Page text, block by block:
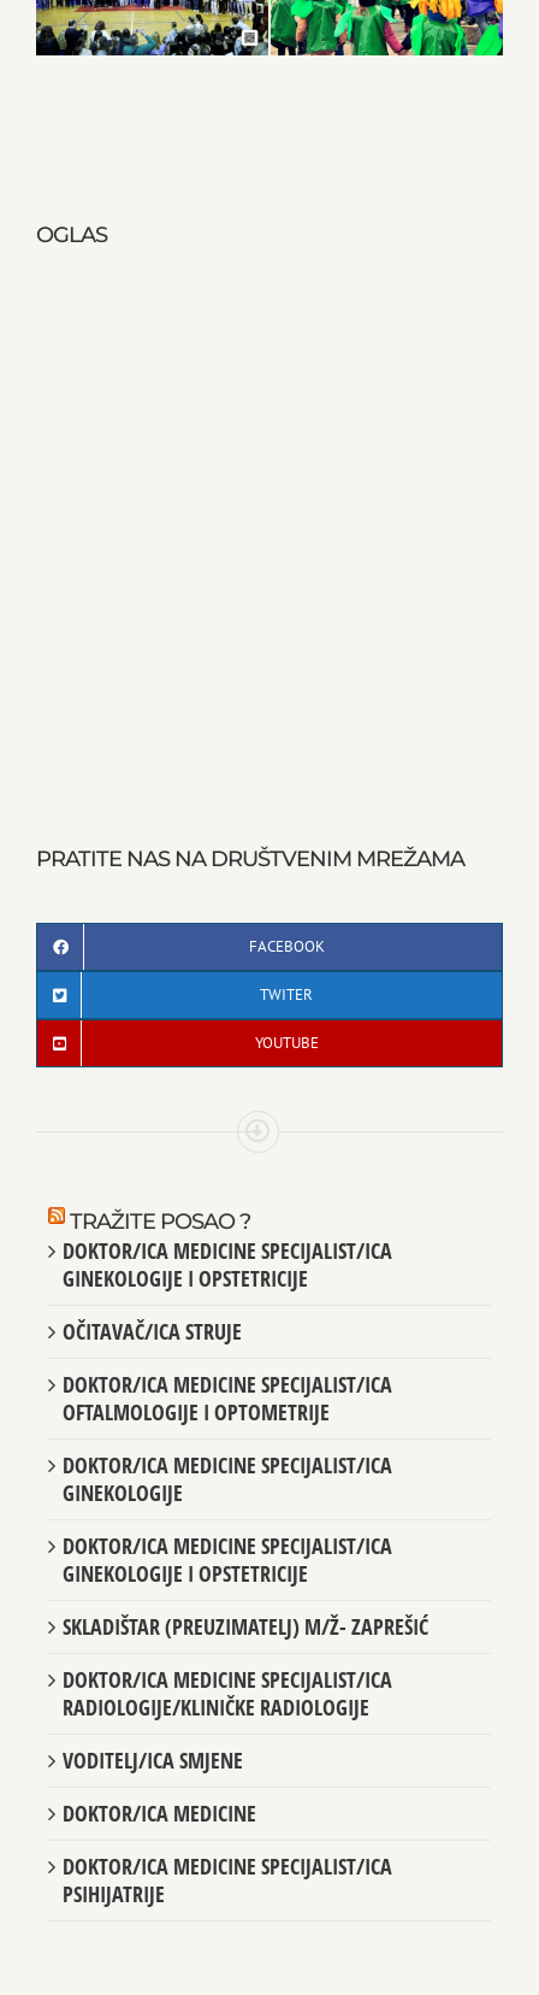
OGLAS
PRATITE NAS NA DRUŠTVENIM MREŽAMA
FACEBOOK
TWITER
YOUTUBE
TRAŽITE POSAO ?
DOKTOR/ICA MEDICINE SPECIJALIST/ICA
GINEKOLOGIJE I OPSTETRICIJE
OČITAVAČ/ICA STRUJE
DOKTOR/ICA MEDICINE SPECIJALIST/ICA
OFTALMOLOGIJE I OPTOMETRIJE
DOKTOR/ICA MEDICINE SPECIJALIST/ICA
GINEKOLOGIJE
DOKTOR/ICA MEDICINE SPECIJALIST/ICA
GINEKOLOGIJE I OPSTETRICIJE
SKLADIŠTAR (PREUZIMATELJ) M/Ž- ZAPREŠIĆ
DOKTOR/ICA MEDICINE SPECIJALIST/ICA
RADIOLOGIJE/KLINIČKE RADIOLOGIJE
VODITELJ/ICA SMJENE
DOKTOR/ICA MEDICINE
DOKTOR/ICA MEDICINE SPECIJALIST/ICA
PSIHIJATRIJE